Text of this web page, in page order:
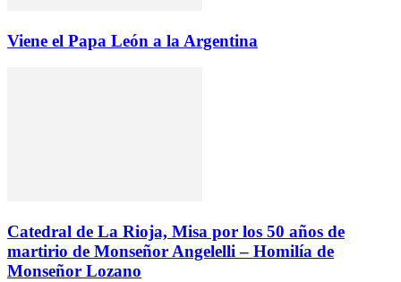
Viene el Papa León a la Argentina
Catedral de La Rioja, Misa por los 50 años de
martirio de Monseñor Angelelli – Homilía de
Monseñor Lozano